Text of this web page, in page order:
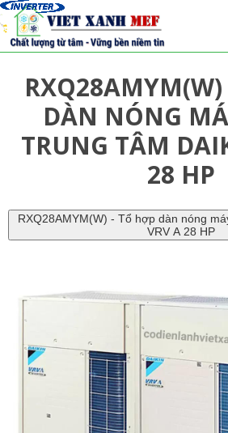
DÀN NÓNG
TRUNG TÂM
28 HP
RXQ28AMYM(W) - Tổ hợp dàn nóng
VRV A 28 HP